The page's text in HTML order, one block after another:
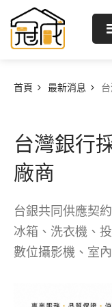
首頁 最新消息
台灣銀行
廠商
台銀共同供應契
冰箱、洗衣機、
數位攝影機、室